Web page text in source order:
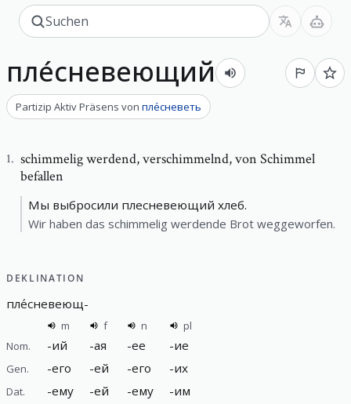
пле́сневеющий
Partizip Aktiv Präsens von пле́сневеть
1. schimmelig werdend,verschimmelnd, von Schimmel
befallen
Мы выбросили плесневеющий хлеб.
Wir haben das schimmelig werdende Brot weggeworfen.
DEKLINATION
пле́сневеющ-
m f n
pl
Nom.
-ий -ая -ее -ие
Gen. -его -ей -его -их
Dat. -ему -ей -ему -им